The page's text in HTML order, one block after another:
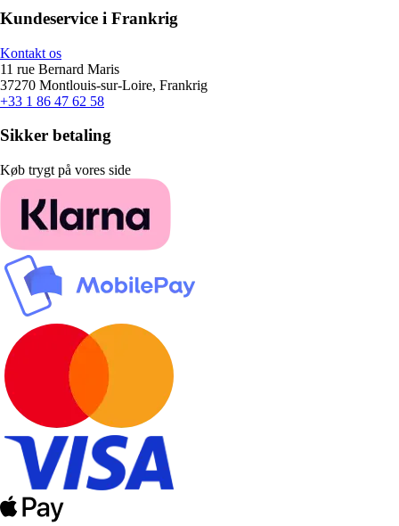
Kundeservice i Frankrig
Kontakt os
11 rue Bernard Maris
37270 Montlouis-sur-Loire, Frankrig
+33 1 86 47 62 58
Sikker betaling
Køb trygt på vores side